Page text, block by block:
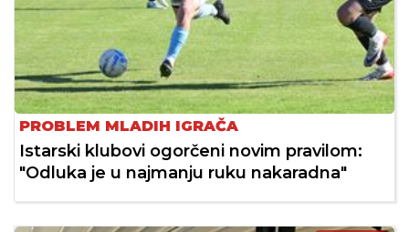
PROBLEM MLADIH IGRAČA
Istarski klubovi ogorčeni novim pravilom:
"Odluka je u najmanju ruku nakaradna"